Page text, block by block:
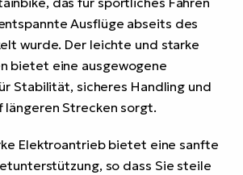
Ausflüge abseits des
wurde. Der leichte und starke
bietet eine ausgewogene
Stabilität, sicheres Handling und
längeren Strecken sorgt.
Elektroantrieb bietet eine sanfte
so dass Sie steile